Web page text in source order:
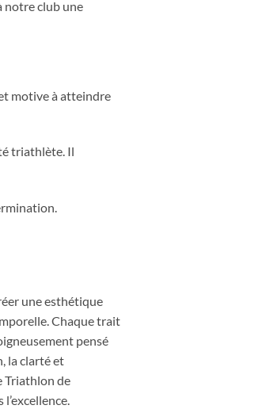
notre club une
motive à atteindre
triathlète. Il
une esthétique
Chaque trait
pensé
la clarté et
Triathlon de